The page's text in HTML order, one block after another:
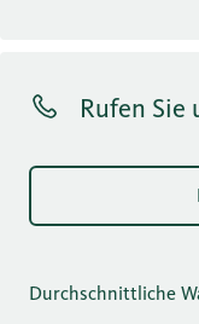
Rufen Sie
Durchschnittliche